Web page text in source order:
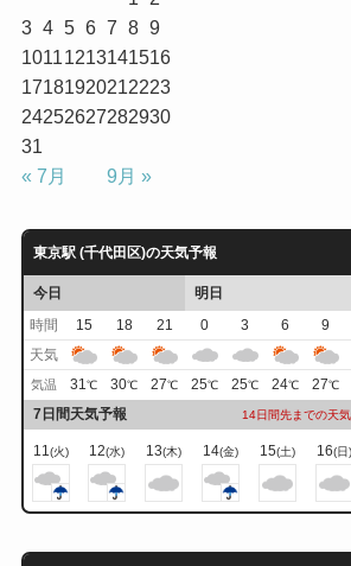
3 4 5 6 7 8 9
10111213141516
17181920212223
24252627282930
31
« 7月
9月 »
東京駅 (千代田区)の天気予報
今日
明日
時間
15 18 21 0 3 6 9
天気
気温 31℃ 30℃ 27℃ 25℃ 25℃ 24℃ 27℃
7日間天気予報 14日間先までの天
11(火) 12(水) 13(木) 14(金) 15(土) 16(日)